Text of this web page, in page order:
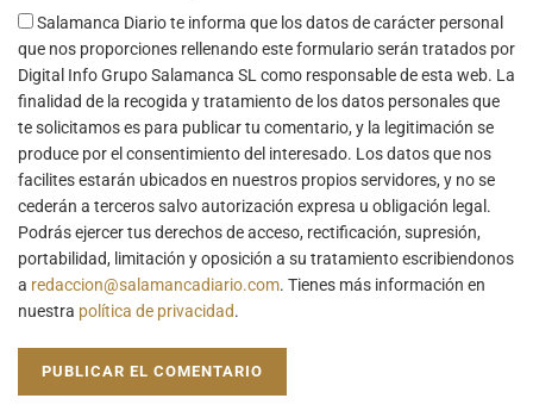
Salamanca Diario te informa que los datos de carácter personal
que nos proporciones rellenando este formulario serán tratados por
Digital Info Grupo Salamanca SL como responsable de esta web. La
finalidad de la recogida y tratamiento de los datos personales que
te solicitamos es para publicar tu comentario, y la legitimación se
produce por el consentimiento del interesado. Los datos que nos
facilites estarán ubicados en nuestros propios servidores, y no se
cederán a terceros salvo autorización expresa u obligación legal.
Podrás ejercer tus derechos de acceso, rectificación, supresión,
portabilidad, limitación y oposición a su tratamiento escribiendonos
a redaccion@salamancadiario.com. Tienes más información en
nuestra política de privacidad.